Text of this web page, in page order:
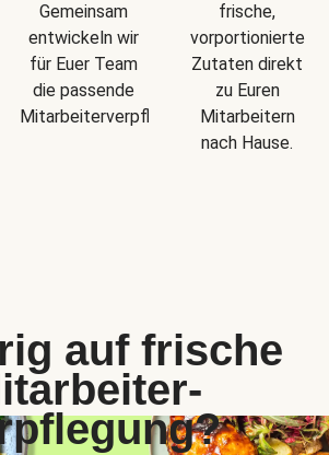
Gemeinsam
entwickeln wir
für Euer Team
die passende
Mitarbeiterverpflegung.
frische,
vorportionierte
Zutaten direkt
zu Euren
Mitarbeitern
nach Hause.
auf frische